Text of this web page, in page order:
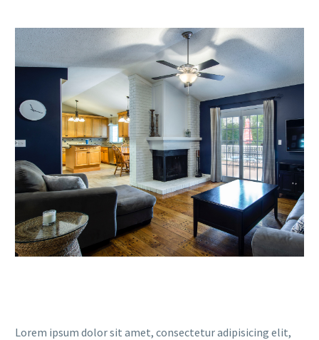
Lorem ipsum dolor sit amet, consectetur adipisicing elit,